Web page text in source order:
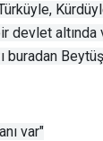
devlet altında
buradan
var"